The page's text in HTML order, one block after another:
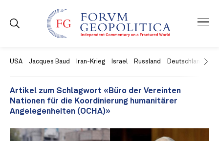
USA Jacques Baud Iran-Krieg Israel Russland Deutschland
Artikel zum Schlagwort «Büro der Vereinten
Nationen für die Koordinierung humanitärer
Angelegenheiten (OCHA)»